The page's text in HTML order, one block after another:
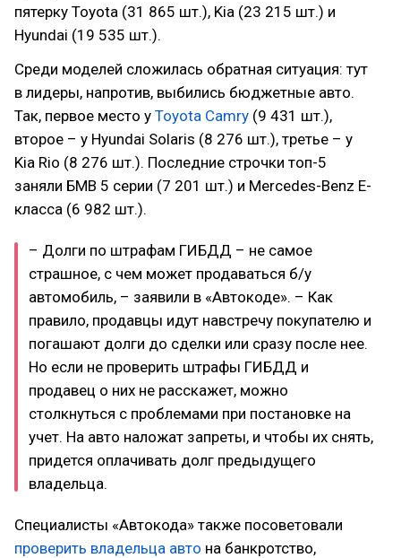
пятерку Toyota (31 865 шт.), Kia (23 215 шт.) и
Hyundai (19 535 шт.).
Среди моделей сложилась обратная ситуация: тут
в лидеры, напротив, выбились бюджетные авто.
Так, первое место у Toyota Camry (9 431 шт.),
второе – у Hyundai Solaris (8 276 шт.), третье – у
Kia Rio (8 276 шт.). Последние строчки топ-5
заняли БМВ 5 серии (7 201 шт.) и Mercedes-Benz Е-
класса (6 982 шт.).
– Долги по штрафам ГИБДД – не самое
страшное, с чем может продаваться б/у
автомобиль, – заявили в «Автокоде». – Как
правило, продавцы идут навстречу покупателю и
погашают долги до сделки или сразу после нее.
Но если не проверить штрафы ГИБДД и
продавец о них не расскажет, можно
столкнуться с проблемами при постановке на
учет. На авто наложат запреты, и чтобы их снять,
придется оплачивать долг предыдущего
владельца.
Специалисты «Автокода» также посоветовали
проверить владельца авто на банкротство,